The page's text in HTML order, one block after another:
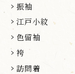
振袖
江戸小紋
色留袖
袴
訪問着